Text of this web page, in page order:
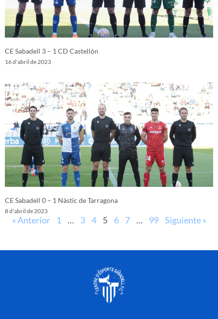
CE Sabadell 3 – 1 CD Castellón
16 d'abril de 2023
CE Sabadell 0 – 1 Nàstic de Tarragona
8 d'abril de 2023
« Anterior 1 … 3 4 5 6 7 … 99 Siguiente »